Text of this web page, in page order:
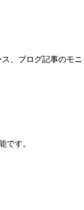
、ブログ記事のモニ
です。